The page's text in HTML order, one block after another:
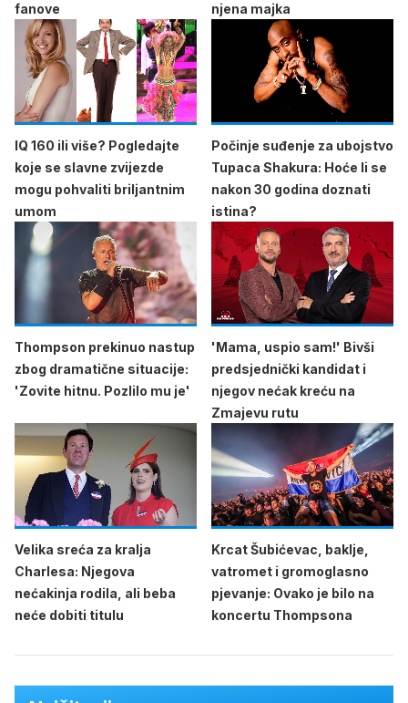
fanove
njena majka
IQ 160 ili više? Pogledajte
koje se slavne zvijezde
mogu pohvaliti briljantnim
umom
Počinje suđenje za ubojstvo
Tupaca Shakura: Hoće li se
nakon 30 godina doznati
istina?
Thompson prekinuo nastup
zbog dramatične situacije:
'Zovite hitnu. Pozlilo mu je'
'Mama, uspio sam!' Bivši
predsjednički kandidat i
njegov nećak kreću na
Zmajevu rutu
Velika sreća za kralja
Charlesa: Njegova
nećakinja rodila, ali beba
neće dobiti titulu
Krcat Šubićevac, baklje,
vatromet i gromoglasno
pjevanje: Ovako je bilo na
koncertu Thompsona